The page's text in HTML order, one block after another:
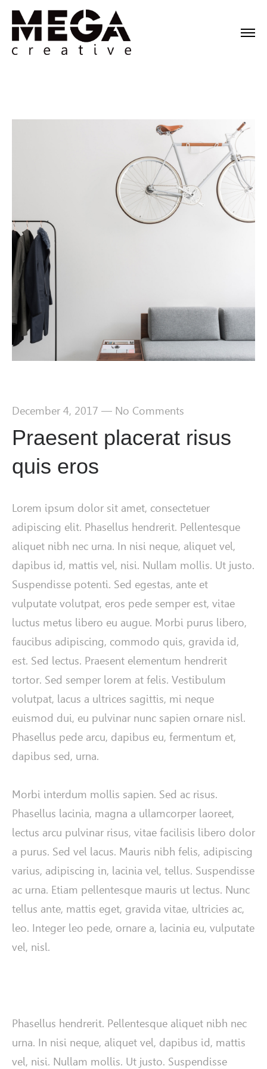
December 4, 2017 — No Comments
Praesent placerat risus
quis eros
Lorem ipsum dolor sit amet, consectetuer
adipiscing elit. Phasellus hendrerit. Pellentesque
aliquet nibh nec urna. In nisi neque, aliquet vel,
dapibus id, mattis vel, nisi. Nullam mollis. Ut justo.
Suspendisse potenti. Sed egestas, ante et
vulputate volutpat, eros pede semper est, vitae
luctus metus libero eu augue. Morbi purus libero,
faucibus adipiscing, commodo quis, gravida id,
est. Sed lectus. Praesent elementum hendrerit
tortor. Sed semper lorem at felis. Vestibulum
volutpat, lacus a ultrices sagittis, mi neque
euismod dui, eu pulvinar nunc sapien ornare nisl.
Phasellus pede arcu, dapibus eu, fermentum et,
dapibus sed, urna.
Morbi interdum mollis sapien. Sed ac risus.
Phasellus lacinia, magna a ullamcorper laoreet,
lectus arcu pulvinar risus, vitae facilisis libero dolor
a purus. Sed vel lacus. Mauris nibh felis, adipiscing
varius, adipiscing in, lacinia vel, tellus. Suspendisse
ac urna. Etiam pellentesque mauris ut lectus. Nunc
tellus ante, mattis eget, gravida vitae, ultricies ac,
leo. Integer leo pede, ornare a, lacinia eu, vulputate
vel, nisl.
Phasellus hendrerit. Pellentesque aliquet nibh nec
urna. In nisi neque, aliquet vel, dapibus id, mattis
vel, nisi. Nullam mollis. Ut justo. Suspendisse